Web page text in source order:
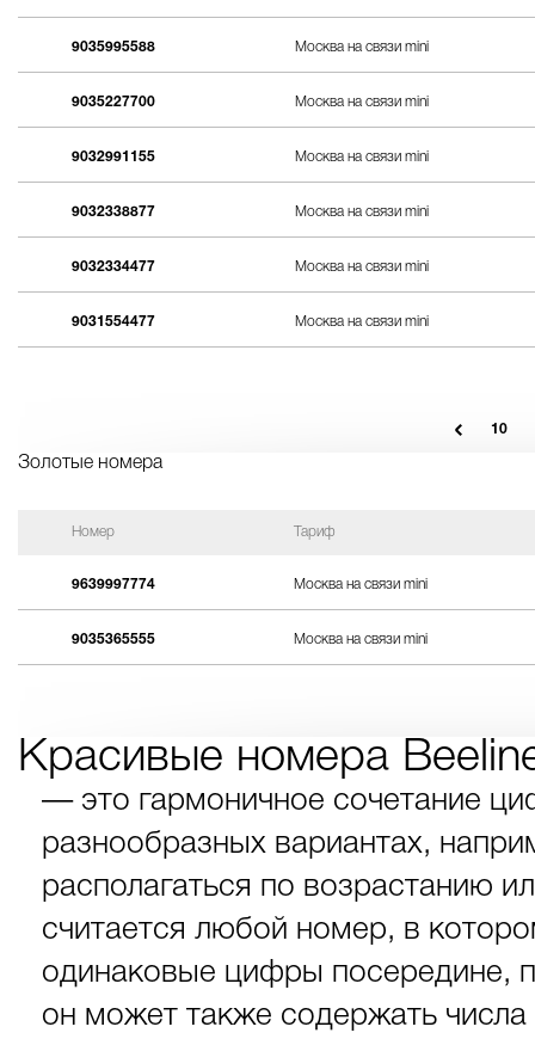
9035995588 Москва на связи mini
9035227700 Москва на связи mini
9032991155 Москва на связи mini
9032338877 Москва на связи mini
9032334477 Москва на связи mini
9031554477 Москва на связи mini
10
Золотые номера
Номер Тариф
9639997774 Москва на связи mini
9035365555 Москва на связи mini
Красивые номера
— это гармоничное сочетание
разнообразных вариантах,
располагаться по возрастанию
считается любой номер, в
одинаковые цифры посередине,
он может также содержать